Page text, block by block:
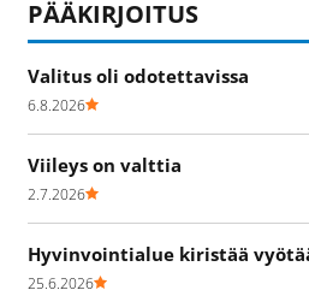
PÄÄKIRJOITUS
Valitus oli odotettavissa
6.8.2026
Viileys on valttia
2.7.2026
Hyvinvointialue kiristää
25.6.2026